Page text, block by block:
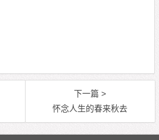
下一篇 >
怀念人生的春来秋去